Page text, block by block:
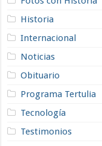
Historia
Internacional
Noticias
Obituario
Programa Tertulia
Tecnología
Testimonios